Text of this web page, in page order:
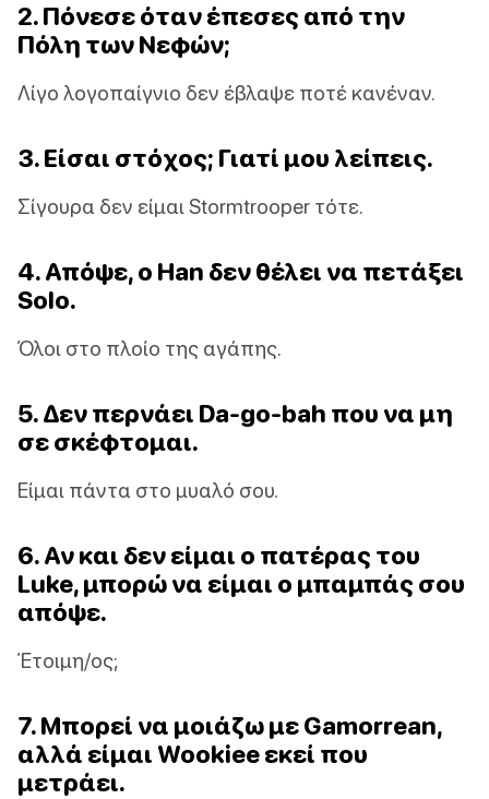
2. Πόνεσε όταν έπεσες από την
Πόλη των Νεφών;
Λίγο λογοπαίγνιο δεν έβλαψε ποτέ κανέναν.
3. Είσαι στόχος; Γιατί μου λείπεις.
Σίγουρα δεν είμαι Stormtrooper τότε.
4. Απόψε, ο Han δεν θέλει να πετάξει
Solo.
Όλοι στο πλοίο της αγάπης.
5. Δεν περνάει Da-go-bah που να μη
σε σκέφτομαι.
Είμαι πάντα στο μυαλό σου.
6. Αν και δεν είμαι ο πατέρας του
Luke, μπορώ να είμαι ο μπαμπάς σου
απόψε.
Έτοιμη/ος;
7. Μπορεί να μοιάζω με Gamorrean,
αλλά είμαι Wookiee εκεί που
μετράει.